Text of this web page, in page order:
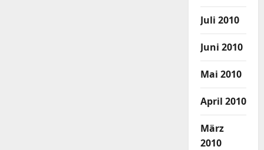
Juli 2010
Juni 2010
Mai 2010
April 2010
März
2010